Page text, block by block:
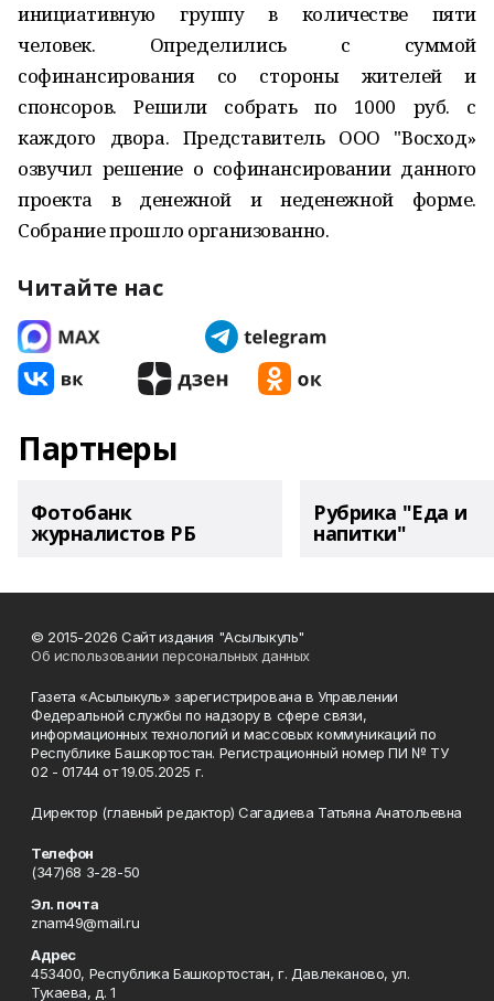
инициативную группу в количестве пяти
человек. Определились с суммой
софинансирования со стороны жителей и
спонсоров. Решили собрать по 1000 руб. с
каждого двора. Представитель ООО "Восход»
озвучил решение о софинансировании данного
проекта в денежной и неденежной форме.
Собрание прошло организованно.
Читайте нас
Партнеры
Фотобанк
журналистов РБ
Рубрика "Еда и
напитки"
© 2015-2026 Сайт издания "Асылыкуль"
Об использовании персональных данных
Газета «Асылыкуль» зарегистрирована в Управлении
Федеральной службы по надзору в сфере связи,
информационных технологий и массовых коммуникаций по
Республике Башкортостан. Регистрационный номер ПИ № ТУ
02 - 01744 от 19.05.2025 г.
Директор (главный редактор) Сагадиева Татьяна Анатольевна
Телефон
(347)68 3-28-50
Эл. почта
znam49@mail.ru
Адрес
453400, Республика Башкортостан, г. Давлеканово, ул.
Тукаева, д. 1